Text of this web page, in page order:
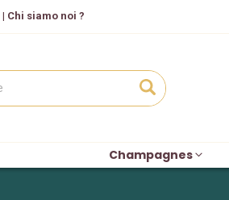
| Chi siamo noi ?
Champagnes